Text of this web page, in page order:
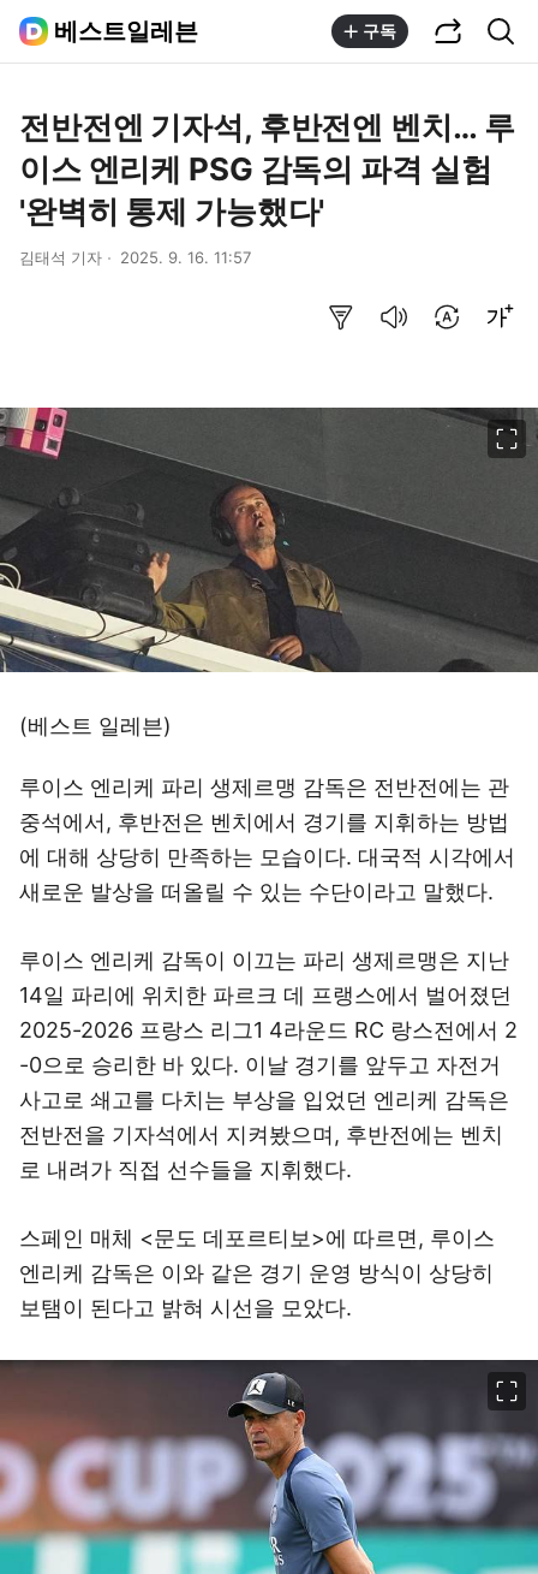
베스트일레븐 구독
전반전엔 기자석, 후반전엔 벤치… 루
이스 엔리케 PSG 감독의 파격 실험
'완벽히 통제 가능했다'
김태석 기자 2025. 9. 16. 11:57
(베스트 일레븐)
루이스 엔리케 파리 생제르맹 감독은 전반전에는 관
중석에서, 후반전은 벤치에서 경기를 지휘하는 방법
에 대해 상당히 만족하는 모습이다. 대국적 시각에서
새로운 발상을 떠올릴 수 있는 수단이라고 말했다.
루이스 엔리케 감독이 이끄는 파리 생제르맹은 지난
14일 파리에 위치한 파르크 데 프랭스에서 벌어졌던
2025-2026 프랑스 리그1 4라운드 RC 랑스전에서 2
-0으로 승리한 바 있다. 이날 경기를 앞두고 자전거
사고로 쇄고를 다치는 부상을 입었던 엔리케 감독은
전반전을 기자석에서 지켜봤으며, 후반전에는 벤치
로 내려가 직접 선수들을 지휘했다.
스페인 매체 <문도 데포르티보>에 따르면, 루이스
엔리케 감독은 이와 같은 경기 운영 방식이 상당히
보탬이 된다고 밝혀 시선을 모았다.